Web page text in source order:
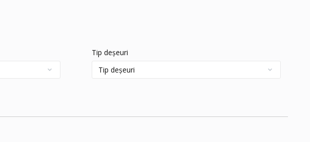
Tip deșeuri